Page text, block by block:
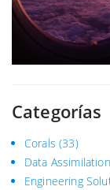
Categorías
Corals (33)
Data Assimilation
Engineering